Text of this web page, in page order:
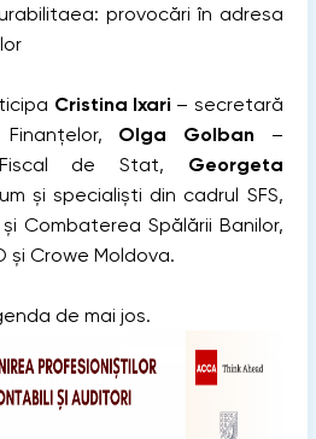
provocări în adresa
Cristina Ixari – secretară
Olga Golban –
Fiscal de Stat, Georgeta
și specialiști din cadrul SFS,
Combaterea Spălării Banilor,
și Crowe Moldova.
de mai jos.